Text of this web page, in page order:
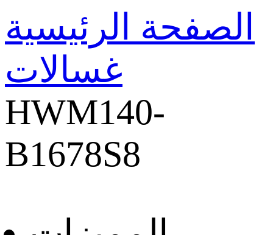
الصفحة الرئيسية
غسالات
HWM140-
B1678S8